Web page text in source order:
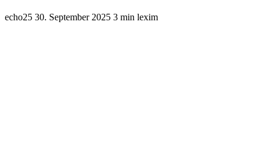
echo25 30. September 2025 3 min lexim